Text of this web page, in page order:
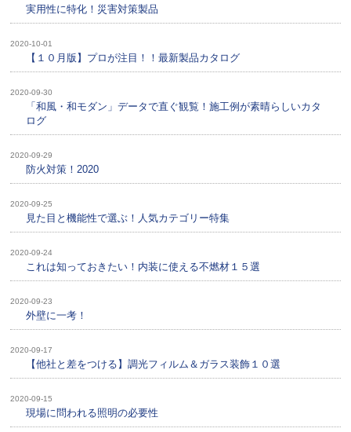
実用性に特化！災害対策製品
2020-10-01
【１０月版】プロが注目！！最新製品カタログ
2020-09-30
「和風・和モダン」データで直ぐ観覧！施工例が素晴らしいカタ
ログ
2020-09-29
防火対策！2020
2020-09-25
見た目と機能性で選ぶ！人気カテゴリー特集
2020-09-24
これは知っておきたい！内装に使える不燃材１５選
2020-09-23
外壁に一考！
2020-09-17
【他社と差をつける】調光フィルム＆ガラス装飾１０選
2020-09-15
現場に問われる照明の必要性